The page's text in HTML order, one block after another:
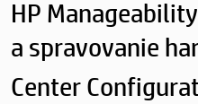
HP
a spravovanie
Center